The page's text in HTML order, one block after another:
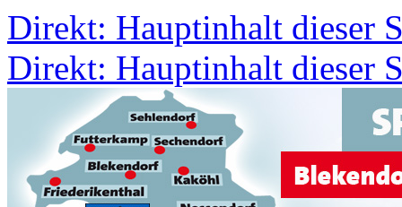
Direkt: Hauptinhalt dieser
Direkt: Hauptinhalt dieser